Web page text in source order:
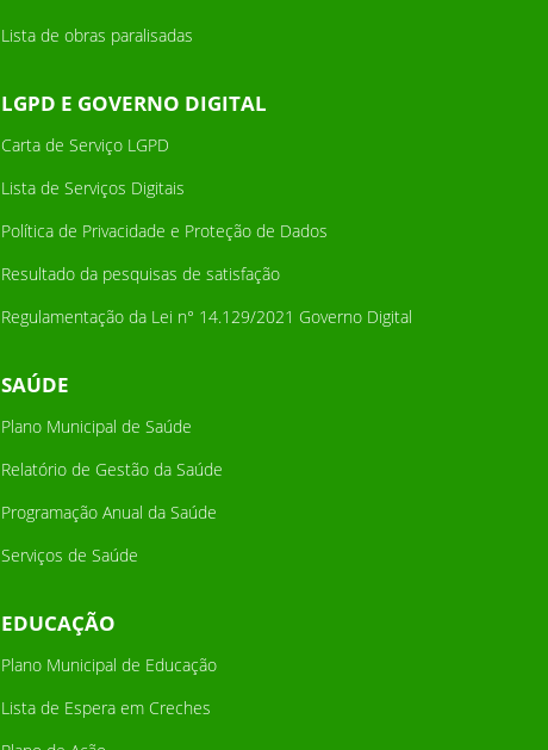
Lista de obras paralisadas
LGPD E GOVERNO DIGITAL
Carta de Serviço LGPD
Lista de Serviços Digitais
Política de Privacidade e Proteção de Dados
Resultado da pesquisas de satisfação
Regulamentação da Lei n° 14.129/2021 Governo Digital
SAÚDE
Plano Municipal de Saúde
Relatório de Gestão da Saúde
Programação Anual da Saúde
Serviços de Saúde
EDUCAÇÃO
Plano Municipal de Educação
Lista de Espera em Creches